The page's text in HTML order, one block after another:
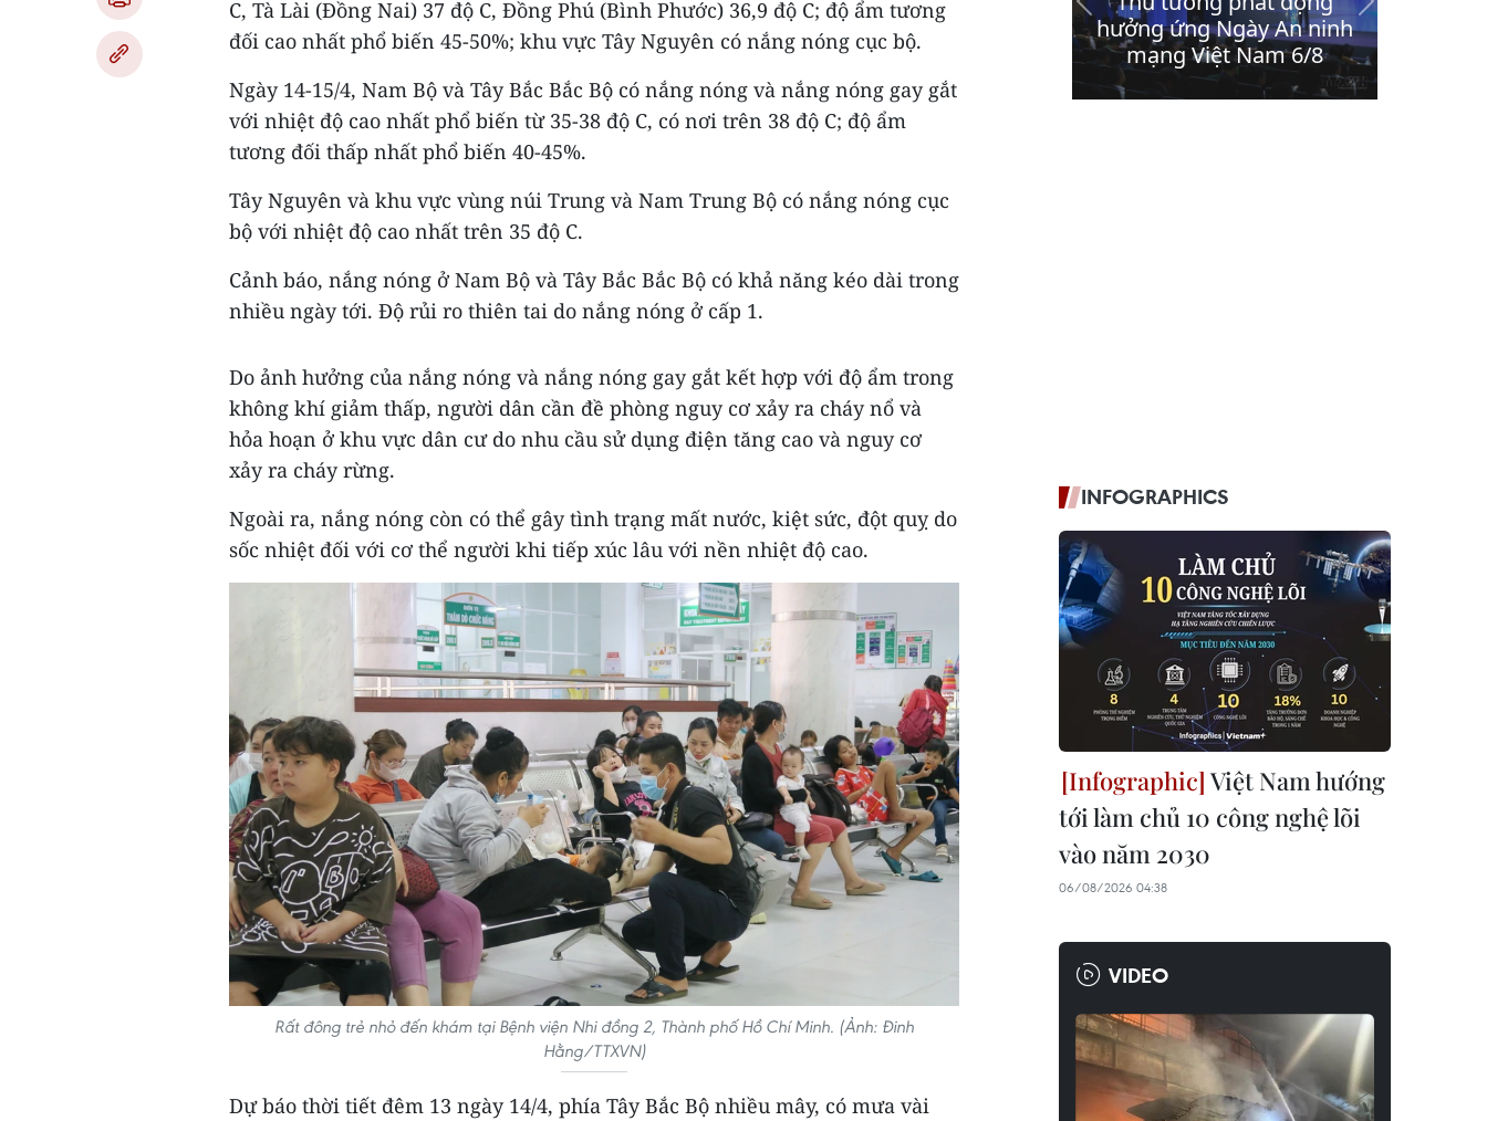
C, Tà Lài (Đồng Nai) 37 độ C, Đồng Phú (Bình Phước) 36,9 độ C; độ ẩm tương
đối cao nhất phổ biến 45-50%; khu vực Tây Nguyên có nắng nóng cục bộ.
Ngày 14-15/4, Nam Bộ và Tây Bắc Bắc Bộ có nắng nóng và nắng nóng gay gắt
với nhiệt độ cao nhất phổ biến từ 35-38 độ C, có nơi trên 38 độ C; độ ẩm
tương đối thấp nhất phổ biến 40-45%.
Tây Nguyên và khu vực vùng núi Trung và Nam Trung Bộ có nắng nóng cục
bộ với nhiệt độ cao nhất trên 35 độ C.
Cảnh báo, nắng nóng ở Nam Bộ và Tây Bắc Bắc Bộ có khả năng kéo dài trong
nhiều ngày tới. Độ rủi ro thiên tai do nắng nóng ở cấp 1.
Do ảnh hưởng của nắng nóng và nắng nóng gay gắt kết hợp với độ ẩm trong
không khí giảm thấp, người dân cần đề phòng nguy cơ xảy ra cháy nổ và
hỏa hoạn ở khu vực dân cư do nhu cầu sử dụng điện tăng cao và nguy cơ
xảy ra cháy rừng.
Ngoài ra, nắng nóng còn có thể gây tình trạng mất nước, kiệt sức, đột quỵ do
sốc nhiệt đối với cơ thể người khi tiếp xúc lâu với nền nhiệt độ cao.
Rất đông trẻ nhỏ đến khám tại Bệnh viện Nhi đồng 2, Thành phố Hồ Chí Minh. (Ảnh: Đinh
Hằng/TTXVN)
Dự báo thời tiết đêm 13 ngày 14/4, phía Tây Bắc Bộ nhiều mây, có mưa vài
INFOGRAPHICS
Việt Nam hướng
tới làm chủ 10 công nghệ lõi
vào năm 2030
06/08/2026 04:38
VIDEO